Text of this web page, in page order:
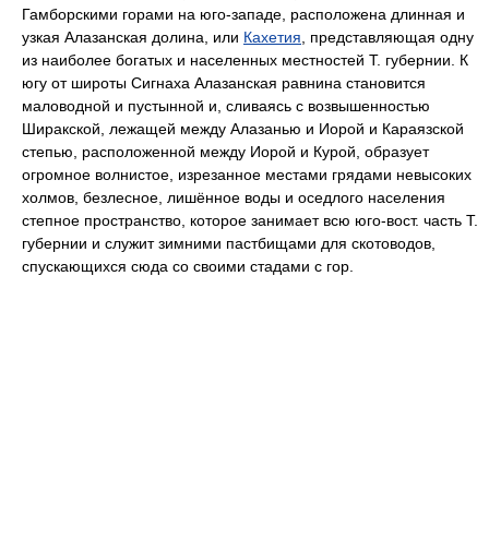
Гамборскими горами на юго-западе, расположена длинная и
узкая Алазанская долина, или Кахетия, представляющая одну
из наиболее богатых и населенных местностей Т. губернии. К
югу от широты Сигнаха Алазанская равнина становится
маловодной и пустынной и, сливаясь с возвышенностью
Ширакской, лежащей между Алазанью и Иорой и Караязской
степью, расположенной между Иорой и Курой, образует
огромное волнистое, изрезанное местами грядами невысоких
холмов, безлесное, лишённое воды и оседлого населения
степное пространство, которое занимает всю юго-вост. часть Т.
губернии и служит зимними пастбищами для скотоводов,
спускающихся сюда со своими стадами с гор.